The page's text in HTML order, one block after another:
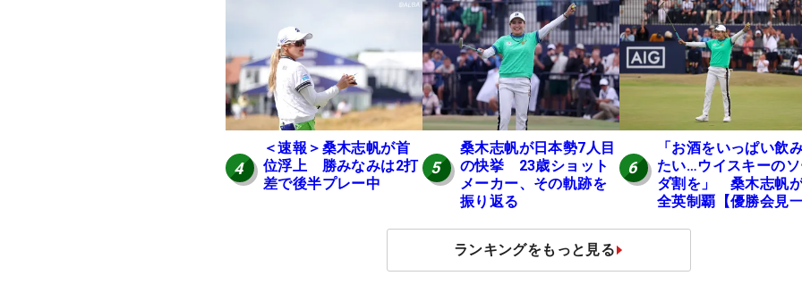
4
＜速報＞桑木志帆が首
位浮上 勝みなみは2打
差で後半プレー中
5
桑木志帆が日本勢7人目
の快挙 23歳ショット
メーカー、その軌跡を
振り返る
6
「お酒をいっぱい飲
たい…ウイスキーの
ダ割を」 桑木志帆
全英制覇【優勝会見
ランキングをもっと見る